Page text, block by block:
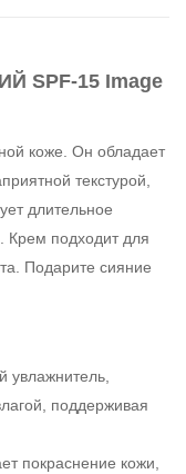
SPF-15 Image
коже. Он обладает
текстурой,
длительное
Крем подходит для
Подарите сияние
поддерживая
покраснение кожи,